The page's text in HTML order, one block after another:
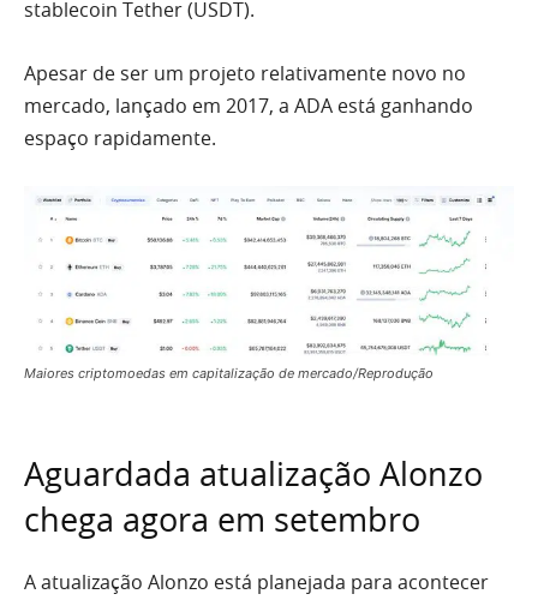
stablecoin Tether (USDT).
Apesar de ser um projeto relativamente novo no
mercado, lançado em 2017, a ADA está ganhando
espaço rapidamente.
Maiores criptomoedas em capitalização de mercado/Reprodução
Aguardada atualização Alonzo
chega agora em setembro
A atualização Alonzo está planejada para acontecer